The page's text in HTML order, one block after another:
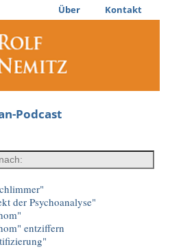
Über Kontakt
Podcast
der Psychoanalyse"
entziffern